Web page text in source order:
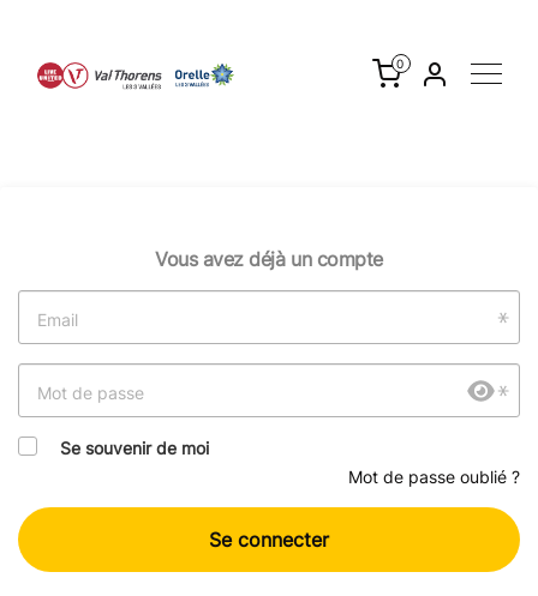
Vous avez déjà un compte
Email
Mot de passe
Se souvenir de moi
Mot de passe oublié ?